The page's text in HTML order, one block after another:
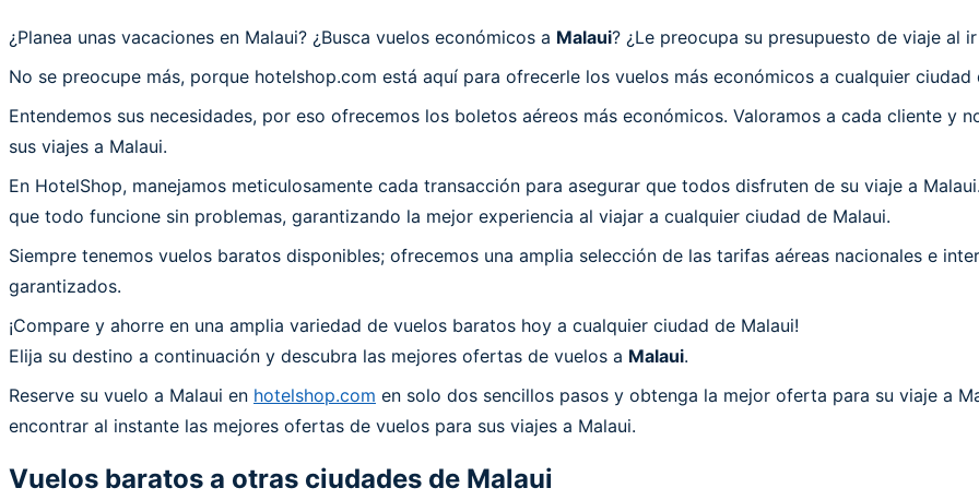
¿Planea unas vacaciones en Malaui? ¿Busca vuelos económicos a Malaui? ¿Le preocupa su presupuesto de viaje al
No se preocupe más, porque hotelshop.com está aquí para ofrecerle los vuelos más económicos a cualquier ciudad
Entendemos sus necesidades, por eso ofrecemos los boletos aéreos más económicos. Valoramos a cada cliente y
sus viajes a Malaui.
En HotelShop, manejamos meticulosamente cada transacción para asegurar que todos disfruten de su viaje a
que todo funcione sin problemas, garantizando la mejor experiencia al viajar a cualquier ciudad de Malaui.
Siempre tenemos vuelos baratos disponibles; ofrecemos una amplia selección de las tarifas aéreas nacionales e
garantizados.
¡Compare y ahorre en una amplia variedad de vuelos baratos hoy a cualquier ciudad de Malaui!
Elija su destino a continuación y descubra las mejores ofertas de vuelos a Malaui.
Reserve su vuelo a Malaui en hotelshop.com en solo dos sencillos pasos y obtenga la mejor oferta para su viaje a
encontrar al instante las mejores ofertas de vuelos para sus viajes a Malaui.
Vuelos baratos a otras ciudades de Malaui